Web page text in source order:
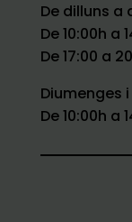
De dilluns a
De 10:00h a
De 17:00 a
Diumenges
De 10:00h a